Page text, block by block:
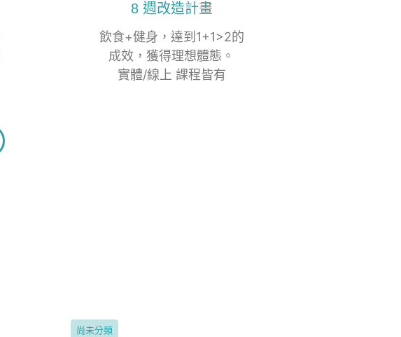
8 週改造計畫
飲食+健身，達到1+1>2的
成效，獲得理想體態。
實體/線上 課程皆有
尚未分類